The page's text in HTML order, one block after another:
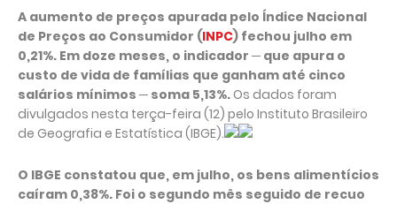
A aumento de preços apurada pelo Índice Nacional
de Preços ao Consumidor (INPC) fechou julho em
0,21%. Em doze meses, o indicador ─ que apura o
custo de vida de famílias que ganham até cinco
salários mínimos ─ soma 5,13%. Os dados foram
divulgados nesta terça-feira (12) pelo Instituto Brasileiro
de Geografia e Estatística (IBGE).
O IBGE constatou que, em julho, os bens alimentícios
caíram 0,38%. Foi o segundo mês seguido de recuo